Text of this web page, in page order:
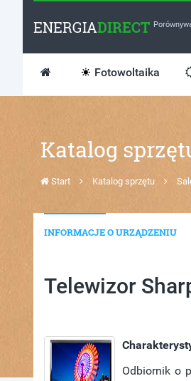
ENERGIADIRECT
Fotowoltaika
Katalog
Start Katalog sprzętu
INFORMACJE O URZĄDZENIU
Telewizor
Odbiornik o